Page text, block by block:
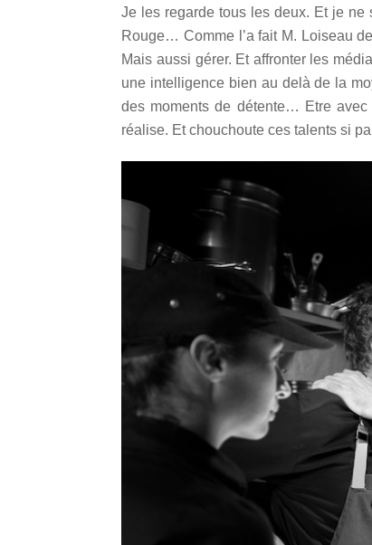
Je les regarde tous les deux. Et je ne
Rouge… Comme l’a fait M. Loiseau
Mais aussi gérer. Et affronter les
une intelligence bien au delà de la
des moments de détente… Etre
réalise. Et chouchoute ces talents si